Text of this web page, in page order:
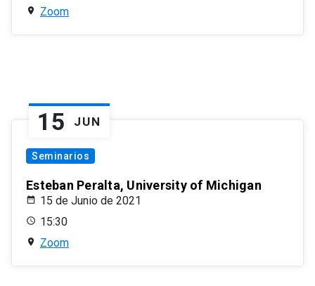
Zoom
15 JUN
Seminarios
Esteban Peralta, University of Michigan
15 de Junio de 2021
15:30
Zoom